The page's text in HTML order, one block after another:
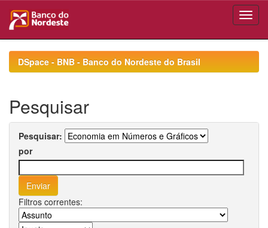
navigationDSpace - BNB - Banco do Nordeste do Brasil
Pesquisar
Pesquisar:
por
Filtros correntes: